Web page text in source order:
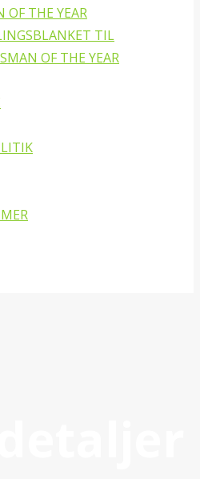
OF THE YEAR
TIL
OF THE YEAR